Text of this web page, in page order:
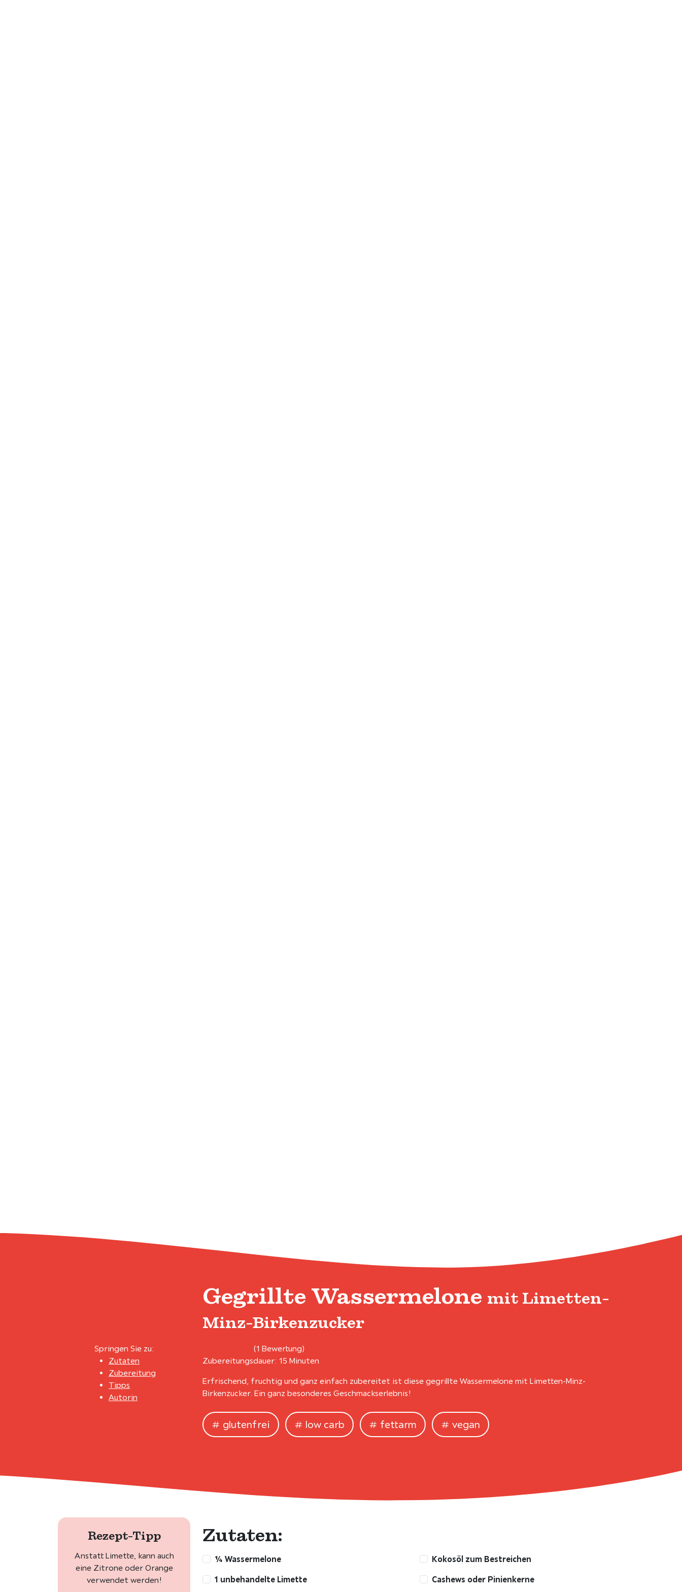
Gegrillte Wassermelone mit Limetten-
Minz-Birkenzucker
Springen Sie zu:
Zutaten
Zubereitung
Tipps
Autorin
(1 Bewertung)
Zubereitungsdauer: 15 Minuten
Erfrischend, fruchtig und ganz einfach zubereitet ist diese gegrillte Wassermelone mit Limetten-Minz-
Birkenzucker. Ein ganz besonderes Geschmackserlebnis!
glutenfrei low carb fettarm vegan
Zutaten:
¼ Wassermelone
1 unbehandelte Limette
Kokosöl zum Bestreichen
Cashews oder Pinienkerne
Rezept-Tipp
Anstatt Limette, kann auch
eine Zitrone oder Orange
verwendet werden!